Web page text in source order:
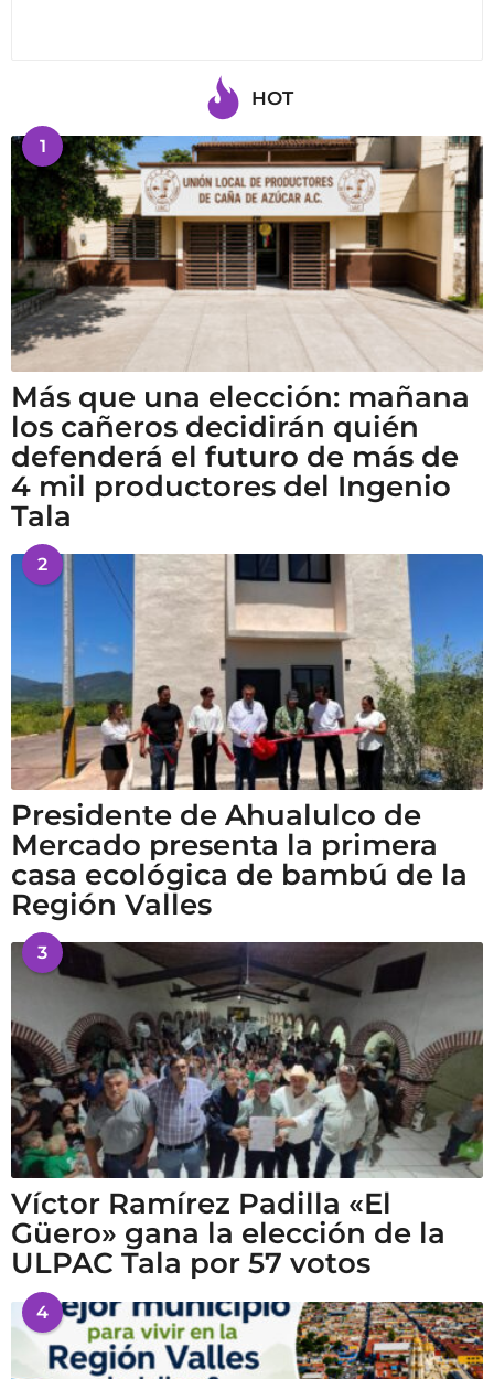
HOT
1
Más que una elección: mañana
los cañeros decidirán quién
defenderá el futuro de más de
4 mil productores del Ingenio
Tala
2
Presidente de Ahualulco de
Mercado presenta la primera
casa ecológica de bambú de la
Región Valles
3
Víctor Ramírez Padilla «El
Güero» gana la elección de la
ULPAC Tala por 57 votos
4